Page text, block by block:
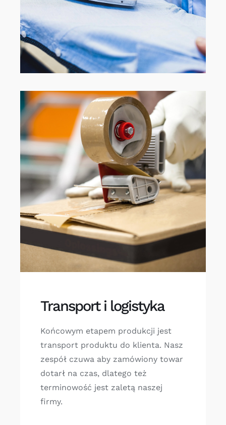
Transport i logistyka
Końcowym etapem produkcji jest
transport produktu do klienta. Nasz
zespół czuwa aby zamówiony towar
dotarł na czas, dlatego też
terminowość jest zaletą naszej
firmy.